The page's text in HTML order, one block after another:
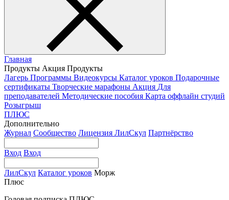
Главная
Продукты Акция Продукты
Лагерь Программы Видеокурсы Каталог уроков Подарочные
сертификаты Творческие марафоны Акция Для
преподавателей Методические пособия Карта оффлайн студий
Розыгрыш
ПЛЮС
Дополнительно
Журнал Сообщество Лицензия ЛилСкул Партнёрство
Вход Вход
ЛилСкул Каталог уроков Морж
Плюс